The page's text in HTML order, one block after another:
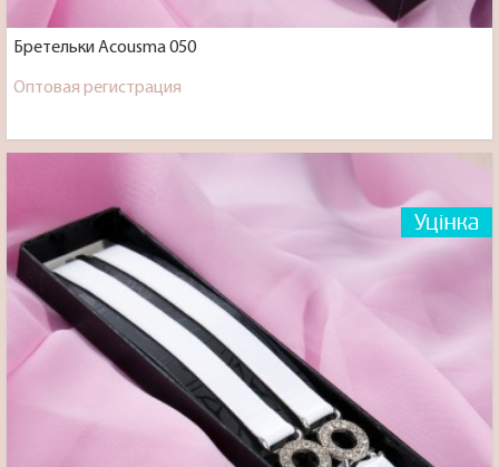
Бретельки Acousma 050
Оптовая регистрация